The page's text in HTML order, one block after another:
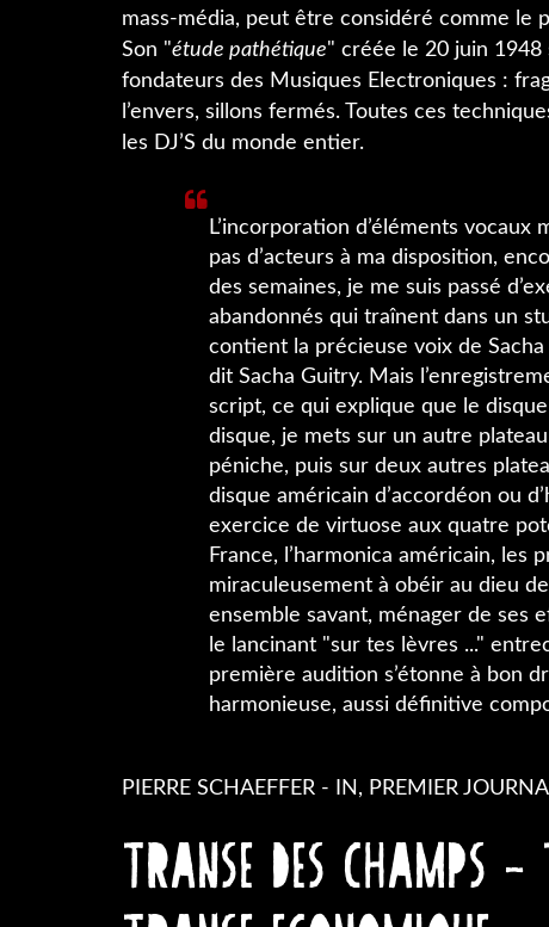
mass-média, peut être considéré comme le
Son "étude pathétique" créée le 20 juin 1948
fondateurs des Musiques Electroniques :
l’envers, sillons fermés. Toutes ces
les DJ’S du monde entier.
L’incorporation d’éléments vocaux
pas d’acteurs à ma disposition,
des semaines, je me suis passé
abandonnés qui traînent dans un
contient la précieuse voix de
dit Sacha Guitry. Mais
script, ce qui explique que le
disque, je mets sur un autre
péniche, puis sur deux autres
disque américain d’accordéon ou
exercice de virtuose aux quatre
France, l’harmonica américain, les
miraculeusement à obéir au dieu
ensemble savant, ménager de ses
le lancinant "sur tes lèvres ..."
première audition s’étonne à bon
harmonieuse, aussi définitive
PIERRE SCHAEFFER - IN, PREMIER
TRANSE DES CHAMPS